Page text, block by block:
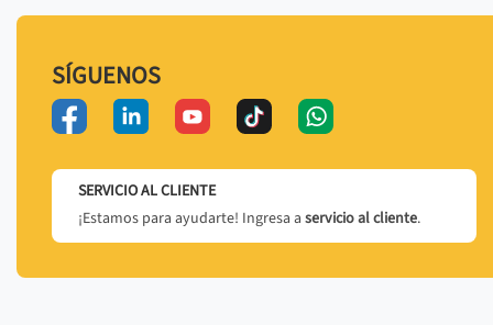
SÍGUENOS
SERVICIO AL CLIENTE
¡Estamos para ayudarte! Ingresa a servicio al cliente.